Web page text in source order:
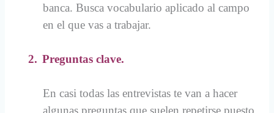
banca. Busca vocabulario aplicado al campo
en el que vas a trabajar.
2. Preguntas clave.
En casi todas las entrevistas te van a hacer
algunas preguntas que suelen repetirse puesto